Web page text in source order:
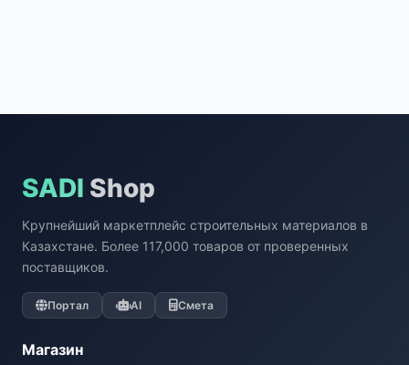
SADI Shop
Крупнейший маркетплейс строительных материалов в
Казахстане. Более 117,000 товаров от проверенных
поставщиков.
Портал AI Смета
Магазин